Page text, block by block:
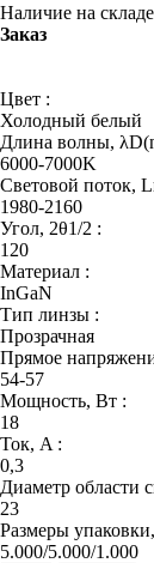
Наличие на
Заказ
Цвет :
Холодный белый
Длина волны,
6000-7000K
Световой поток,
1980-2160
Угол, 2θ1/2 :
120
Материал :
InGaN
Тип линзы :
Прозрачная
Прямое
54-57
Мощность, Вт :
18
Ток, A :
0,3
Диаметр области
23
Размеры
5.000/5.000/1.000